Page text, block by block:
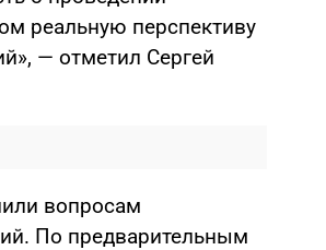
реальную перспективу
— отметил Сергей
вопросам
По предварительным